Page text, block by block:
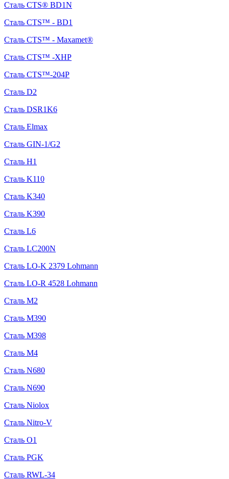
Сталь CTS® BD1N
Сталь CTS™ - BD1
Сталь CTS™ - Maxamet®
Сталь CTS™ -XHP
Сталь CTS™-204P
Сталь D2
Сталь DSR1K6
Сталь Elmax
Сталь GIN-1/G2
Сталь H1
Сталь K110
Сталь K340
Сталь K390
Сталь L6
Сталь LC200N
Сталь LO-K 2379 Lohmann
Сталь LO-R 4528 Lohmann
Сталь M2
Сталь M390
Сталь M398
Сталь M4
Сталь N680
Сталь N690
Сталь Niolox
Сталь Nitro-V
Сталь O1
Сталь PGK
Сталь RWL-34